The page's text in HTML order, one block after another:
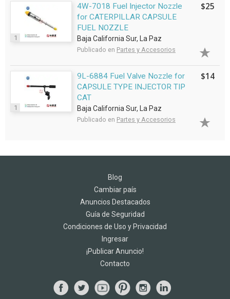
1
4W-7018 Fuel Injector Nozzle
for CATERPILLAR CAPSULE
FUEL NOZZLE
Baja California Sur, La Paz
Publicado en Partes y Accesorios
$25
1
9L-6884 Fuel Valve Nozzle for
CAPSULE TYPE INJECTOR TIP
CAT
Baja California Sur, La Paz
Publicado en Partes y Accesorios
$14
Blog
Cambiar país
Anuncios Destacados
Guía de Seguridad
Condiciones de Uso y Privacidad
Ingresar
¡Publicar Anuncio!
Contacto